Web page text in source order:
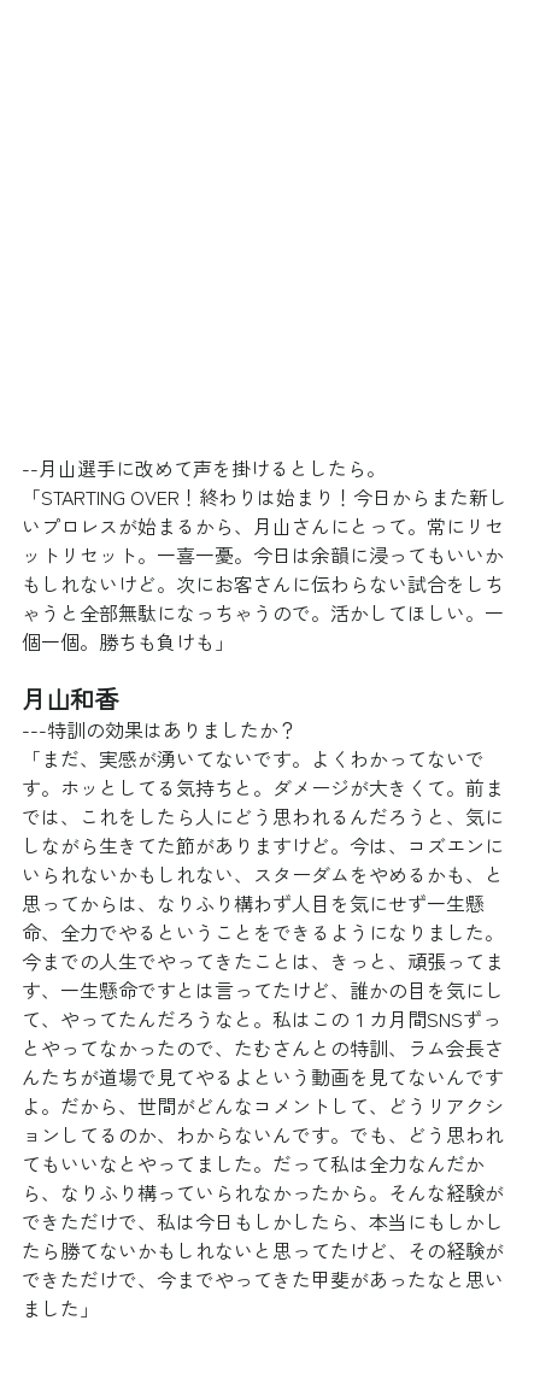
--月山選手に改めて声を掛けるとしたら。
「STARTING OVER！終わりは始まり！今日からまた新し
いプロレスが始まるから、月山さんにとって。常にリセ
ットリセット。一喜一憂。今日は余韻に浸ってもいいか
もしれないけど。次にお客さんに伝わらない試合をしち
ゃうと全部無駄になっちゃうので。活かしてほしい。一
個一個。勝ちも負けも」
月山和香
---特訓の効果はありましたか？
「まだ、実感が湧いてないです。よくわかってないで
す。ホッとしてる気持ちと。ダメージが大きくて。前ま
では、これをしたら人にどう思われるんだろうと、気に
しながら生きてた節がありますけど。今は、コズエンに
いられないかもしれない、スターダムをやめるかも、と
思ってからは、なりふり構わず人目を気にせず一生懸
命、全力でやるということをできるようになりました。
今までの人生でやってきたことは、きっと、頑張ってま
す、一生懸命ですとは言ってたけど、誰かの目を気にし
て、やってたんだろうなと。私はこの１カ月間SNSずっ
とやってなかったので、たむさんとの特訓、ラム会長さ
んたちが道場で見てやるよという動画を見てないんです
よ。だから、世間がどんなコメントして、どうリアクシ
ョンしてるのか、わからないんです。でも、どう思われ
てもいいなとやってました。だって私は全力なんだか
ら、なりふり構っていられなかったから。そんな経験が
できただけで、私は今日もしかしたら、本当にもしかし
たら勝てないかもしれないと思ってたけど、その経験が
できただけで、今までやってきた甲斐があったなと思い
ました」